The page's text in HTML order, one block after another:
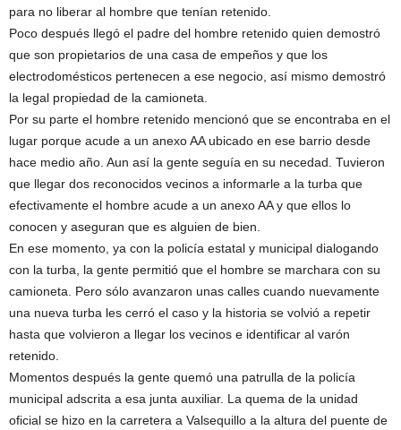
para no liberar al hombre que tenían retenido.
Poco después llegó el padre del hombre retenido quien demostró
que son propietarios de una casa de empeños y que los
electrodomésticos pertenecen a ese negocio, así mismo demostró
la legal propiedad de la camioneta.
Por su parte el hombre retenido mencionó que se encontraba en el
lugar porque acude a un anexo AA ubicado en ese barrio desde
hace medio año. Aun así la gente seguía en su necedad. Tuvieron
que llegar dos reconocidos vecinos a informarle a la turba que
efectivamente el hombre acude a un anexo AA y que ellos lo
conocen y aseguran que es alguien de bien.
En ese momento, ya con la policía estatal y municipal dialogando
con la turba, la gente permitió que el hombre se marchara con su
camioneta. Pero sólo avanzaron unas calles cuando nuevamente
una nueva turba les cerró el caso y la historia se volvió a repetir
hasta que volvieron a llegar los vecinos e identificar al varón
retenido.
Momentos después la gente quemó una patrulla de la policía
municipal adscrita a esa junta auxiliar. La quema de la unidad
oficial se hizo en la carretera a Valsequillo a la altura del puente de